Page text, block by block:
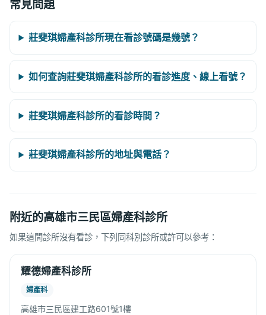
常見問題
莊斐琪婦產科診所現在看診號碼是幾號？
如何查詢莊斐琪婦產科診所的看診進度、線上看號？
莊斐琪婦產科診所的看診時間？
莊斐琪婦產科診所的地址與電話？
附近的高雄市三民區婦產科診所
如果這間診所沒有看診，下列同科別診所或許可以參考：
耀德婦產科診所
婦產科
高雄市三民區建工路601號1樓